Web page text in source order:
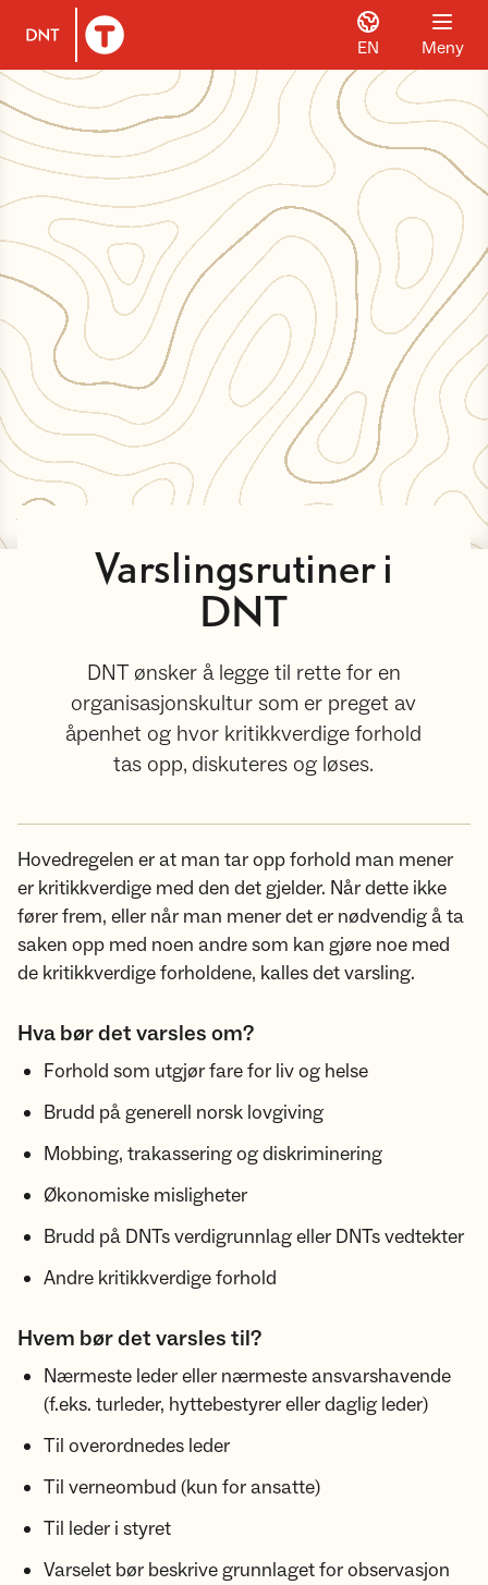
Til DNT.no forside
EN Meny
Varslingsrutiner i
DNT
DNT ønsker å legge til rette for en
organisasjonskultur som er preget av
åpenhet og hvor kritikkverdige forhold
tas opp, diskuteres og løses.
Hovedregelen er at man tar opp forhold man mener
er kritikkverdige med den det gjelder. Når dette ikke
fører frem, eller når man mener det er nødvendig å ta
saken opp med noen andre som kan gjøre noe med
de kritikkverdige forholdene, kalles det varsling.
Hva bør det varsles om?
Forhold som utgjør fare for liv og helse
Brudd på generell norsk lovgiving
Mobbing, trakassering og diskriminering
Økonomiske misligheter
Brudd på DNTs verdigrunnlag eller DNTs vedtekter
Andre kritikkverdige forhold
Hvem bør det varsles til?
Nærmeste leder eller nærmeste ansvarshavende
(f.eks. turleder, hyttebestyrer eller daglig leder)
Til overordnedes leder
Til verneombud (kun for ansatte)
Til leder i styret
Varselet bør beskrive grunnlaget for observasjon